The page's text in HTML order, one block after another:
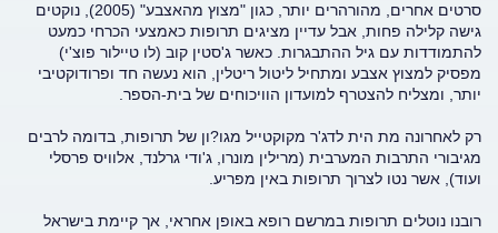
סרטים אחרים, מהורהרים יותר, כגון "מצוץ מהאצבע" (2005), נוקטים
גישה קלילה פחות, אבל עדיין מציגים תרופות כאמצעי הכרחי כמעט
להתמודדות עם גיל ההתבגרות. כאשר ג'סטין קוב (לו טיילור פוצ'י)
מפסיק למצוץ אצבע ומתחיל ליטול ריטלין, הוא נעשה חד ופרודוקטיבי
יותר, ומצליח להצטרף למועדון הוויכוחים של בית-הספר.
רק לאחרונה מת הית לדג'ר מקוקטייל מגו?ון של תרופות, בדומה לרבים
מגיבורי התרבות המערבית (מרילין מונרו, ג'ודי גרלנד, אלוויס פרסלי
ועוד), אשר נטו לצרוך תרופות באין מפריע.
רובנו נוטלים תרופות במרשם רופא באופן אחראי, אך קיימת בישראל